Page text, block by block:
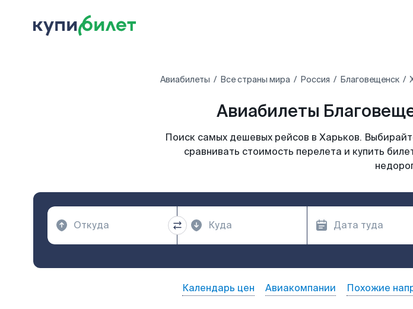
Авиабилеты Все страны мира Россия Благовещенск
Авиабилеты
Поиск самых дешевых рейсов в Харьков.
сравнивать стоимость перелета и купить
Календарь цен Авиакомпании Похожие